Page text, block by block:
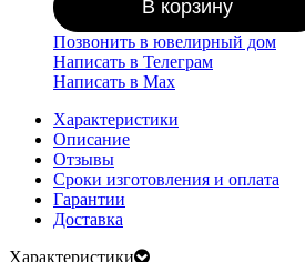
В корзину
Позвонить в ювелирный дом
Написать в Телеграм
Написать в Мах
Характеристики
Описание
Отзывы
Сроки изготовления и оплата
Гарантии
Доставка
Характеристики